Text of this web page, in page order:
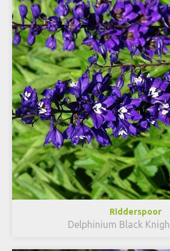
Ridderspoor
Delphinium Black